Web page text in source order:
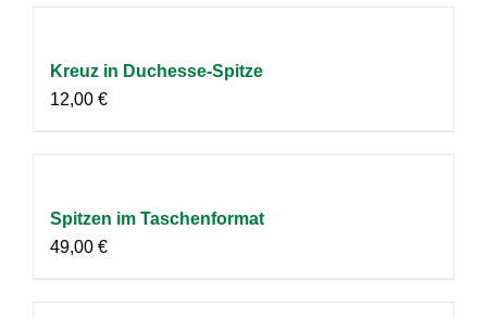
Kreuz in Duchesse-Spitze
12,00 €
Spitzen im Taschenformat
49,00 €